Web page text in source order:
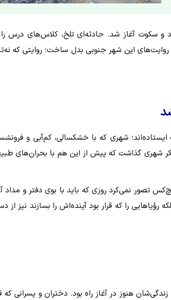
و سکوت آغاز شد. حادثه‌ای تلخ، کلاس‌های درس را
روایت‌های این شهر جنوبی بدل ساخت؛ روایتی که
شهری که با خشکسالی، کم‌آبی و
شهری گذاشت که پیش از این هم با بحران‌های
نمی‌کرد روزی که باید با بوی دفتر و مداد
را که قرار بود آینده‌اش را بسازند نیز از
هنوز در آغاز راه بود. دختران و پسرانی که